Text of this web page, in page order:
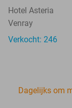
Hotel Asteria
Venray
Verkocht: 246
Dagelijks om